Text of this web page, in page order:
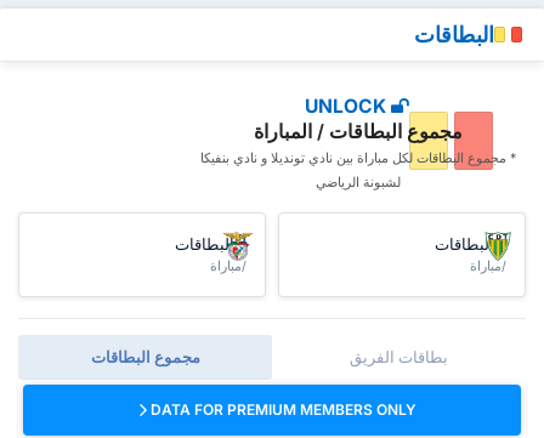
البطاقات
UNLOCK
مجموع البطاقات / المباراة
* مجموع البطاقات ‏لكل مباراة بين نادي تونديلا و نادي بنفيكا
لشبونة الرياضي
البطاقات
/مباراة
البطاقات
/مباراة
مجموع البطاقات بطاقات الفريق
DATA FOR PREMIUM MEMBERS ONLY